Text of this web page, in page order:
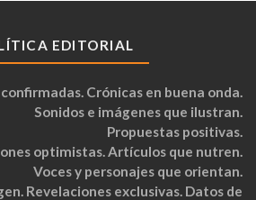
EDITORIAL
Crónicas en buena onda.
Sonidos e imágenes que ilustran.
Propuestas positivas.
optimistas. Artículos que nutren.
Voces y personajes que orientan.
Revelaciones exclusivas. Datos de